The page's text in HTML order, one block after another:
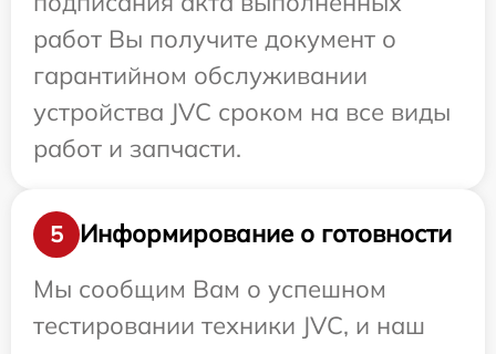
работ Вы получите документ о
гарантийном обслуживании
устройства JVC сроком на все виды
работ и запчасти.
5
Информирование о готовности
Мы сообщим Вам о успешном
тестировании техники JVC, и наш